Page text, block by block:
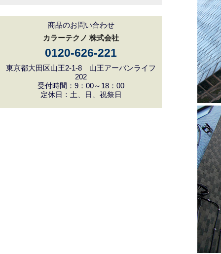
商品のお問い合わせ
カラーテクノ 株式会社
0120-626-221
東京都大田区山王2-1-8 山王アーバンライフ
202
受付時間：9：00～18：00
定休日：土、日、祝祭日